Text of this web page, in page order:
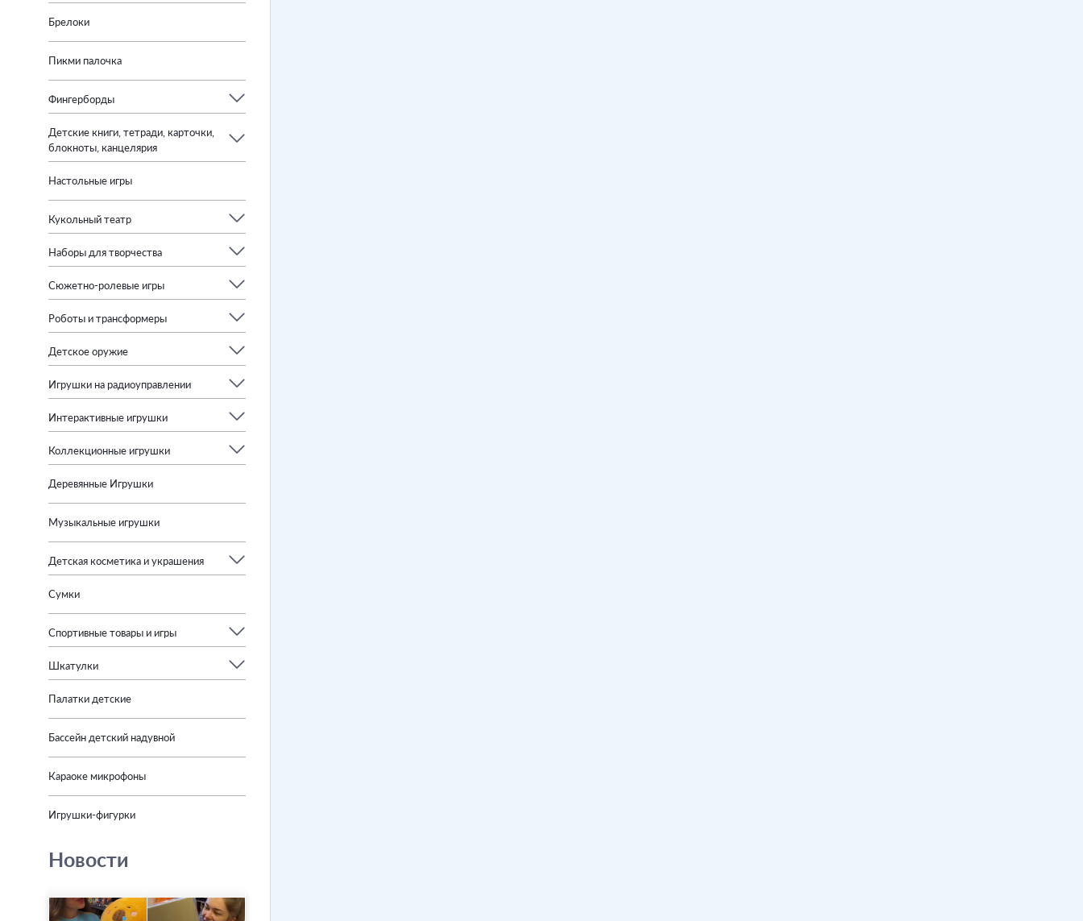
Брелоки
Пикми палочка
Фингерборды
Детские книги, тетради, карточки,
блокноты, канцелярия
Настольные игры
Кукольный театр
Наборы для творчества
Сюжетно-ролевые игры
Роботы и трансформеры
Детское оружие
Игрушки на радиоуправлении
Интерактивные игрушки
Коллекционные игрушки
Деревянные Игрушки
Музыкальные игрушки
Детская косметика и украшения
Сумки
Спортивные товары и игры
Шкатулки
Палатки детские
Бассейн детский надувной
Караоке микрофоны
Игрушки-фигурки
Новости